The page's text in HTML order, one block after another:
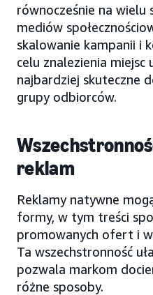
równocześnie na
mediów
skalowanie kampanii i
celu znalezienia miejsc
najbardziej skuteczne
grupy odbiorców.
reklam
Reklamy natywne
formy, w tym treści
promowanych ofert i
Ta wszechstronność
pozwala markom
różne sposoby.